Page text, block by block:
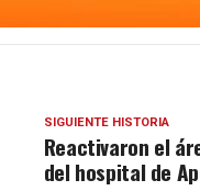
SIGUIENTE HISTORIA
Reactivaron el
del hospital de